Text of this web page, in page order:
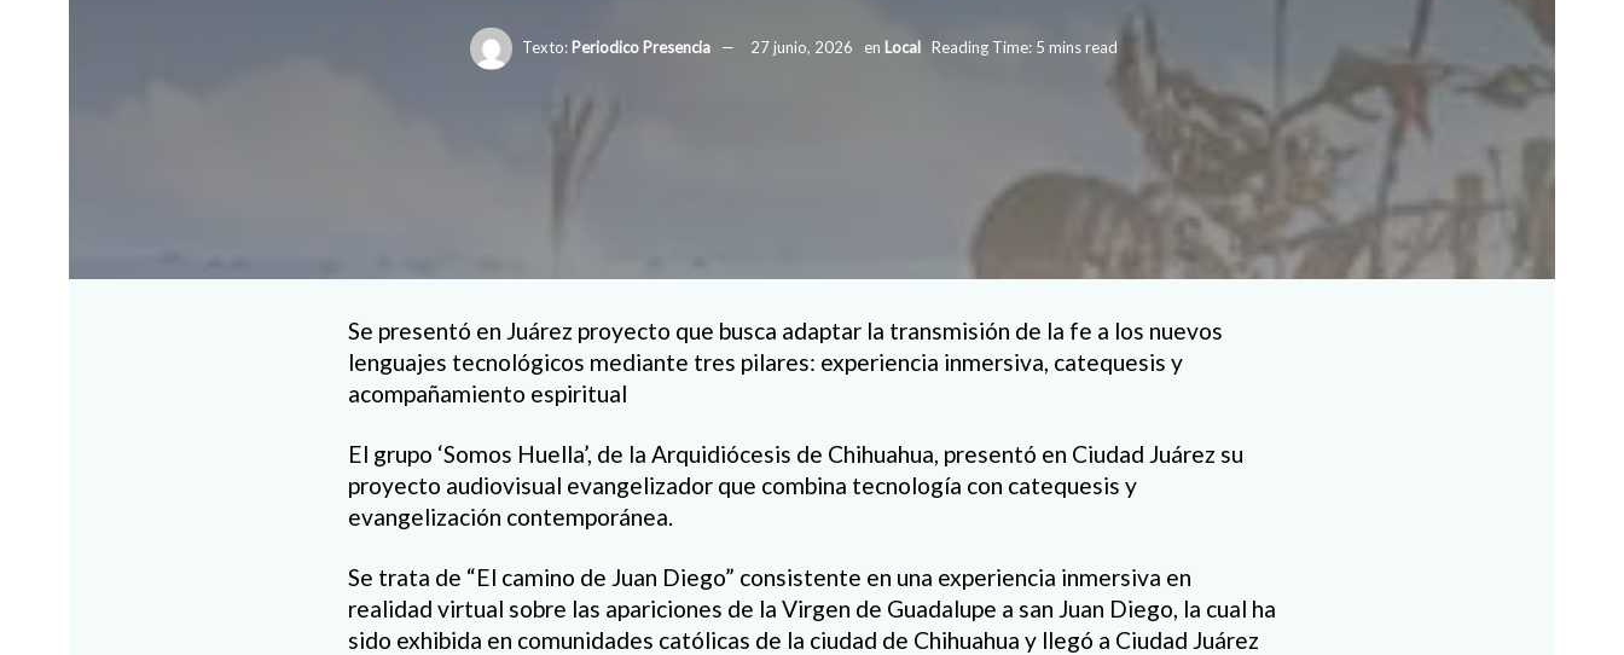
Texto: Periodico Presencia 27 junio, 2026 en Local Reading Time: 5 mins read
Se presentó en Juárez proyecto que busca adaptar la transmisión de la fe a los nuevos
lenguajes tecnológicos mediante tres pilares: experiencia inmersiva, catequesis y
acompañamiento espiritual
El grupo ‘Somos Huella’, de la Arquidiócesis de Chihuahua, presentó en Ciudad Juárez su
proyecto audiovisual evangelizador que combina tecnología con catequesis y
evangelización contemporánea.
Se trata de “El camino de Juan Diego” consistente en una experiencia inmersiva en
realidad virtual sobre las apariciones de la Virgen de Guadalupe a san Juan Diego, la cual ha
sido exhibida en comunidades católicas de la ciudad de Chihuahua y llegó a Ciudad Juárez